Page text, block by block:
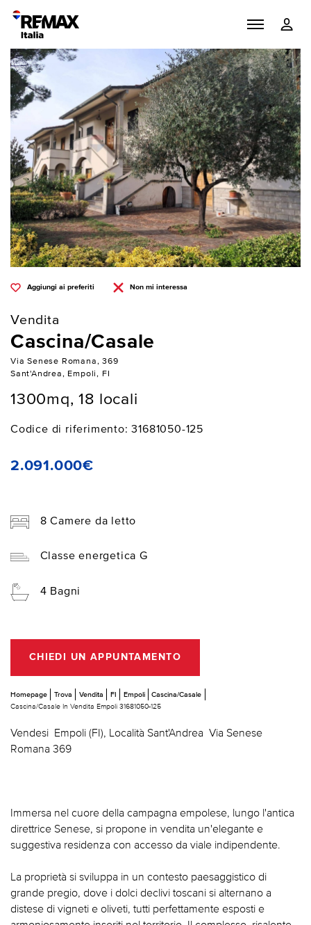
Aggiungi ai preferiti Non mi interessa
Vendita
Cascina/Casale
Via Senese Romana, 369
Sant'Andrea, Empoli, FI
1300mq, 18 locali
Codice di riferimento: 31681050-125
2.091.000€
8 Camere da letto
Classe energetica G
4 Bagni
CHIEDI UN APPUNTAMENTO
Homepage Trova Vendita FI Empoli
Cascina/Casale
Cascina/Casale In Vendita Empoli 31681050-125
Vendesi  Empoli (FI), Località Sant'Andrea  Via Senese
Romana 369
Immersa nel cuore della campagna empolese, lungo l'antica
direttrice Senese, si propone in vendita un'elegante e
suggestiva residenza con accesso da viale indipendente.
La proprietà si sviluppa in un contesto paesaggistico di
grande pregio, dove i dolci declivi toscani si alternano a
distese di vigneti e oliveti, tutti perfettamente esposti e